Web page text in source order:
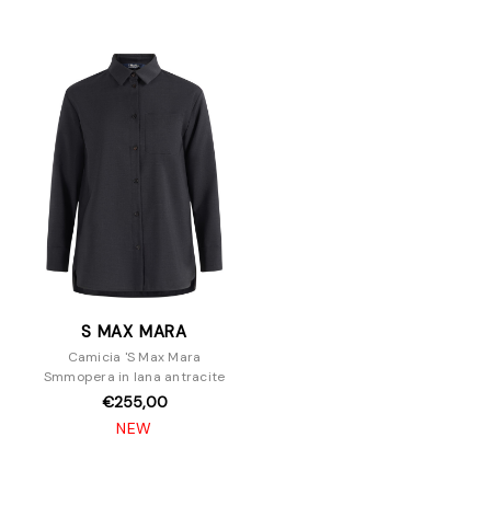
S MAX MARA
Camicia 'S Max Mara
Smmopera in lana antracite
€255,00
NEW